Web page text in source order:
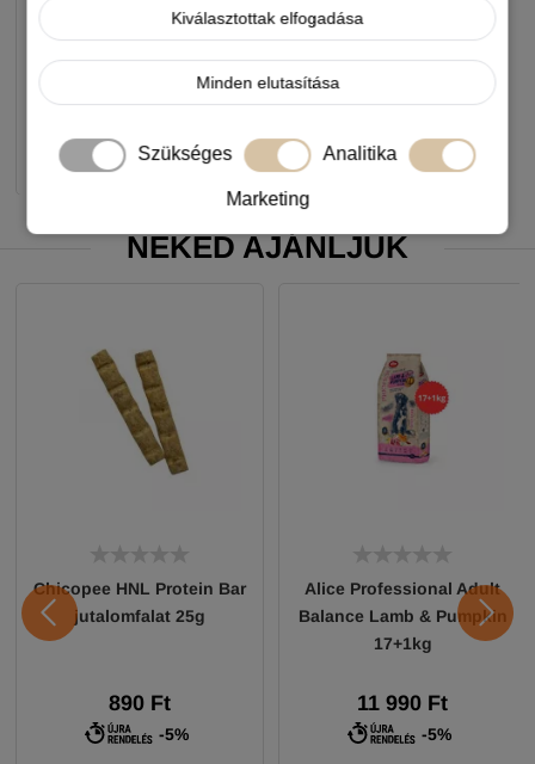
Kiválasztottak elfogadása
Minden elutasítása
Szükséges Analitika
Marketing
29 990 Ft
Készleten, várható szállítás 1-3
+ KOSÁRBA
NEKED AJÁNLJUK
Chicopee HNL Protein Bar
jutalomfalat 25g
890 Ft
-5%
Alice Professional Adult
Balance Lamb & Pumpkin
17+1kg
11 990 Ft
-5%